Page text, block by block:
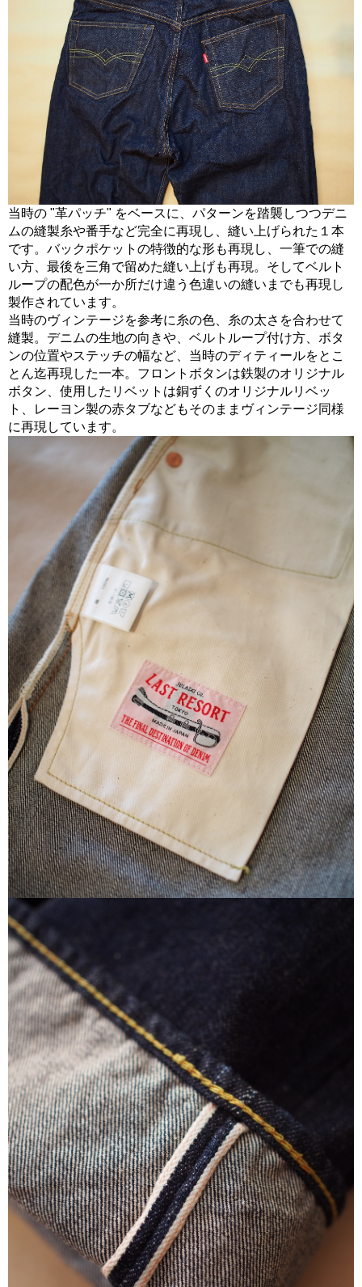
当時の "革パッチ" をベースに、パターンを踏襲しつつデニ
ムの縫製糸や番手など完全に再現し、縫い上げられた１本
です。バックポケットの特徴的な形も再現し、一筆での縫
い方、最後を三角で留めた縫い上げも再現。そしてベルト
ループの配色が一か所だけ違う色違いの縫いまでも再現し
製作されています。
当時のヴィンテージを参考に糸の色、糸の太さを合わせて
縫製。デニムの生地の向きや、ベルトループ付け方、ボタ
ンの位置やステッチの幅など、当時のディティールをとこ
とん迄再現した一本。フロントボタンは鉄製のオリジナル
ボタン、使用したリベットは銅ずくのオリジナルリベッ
ト、レーヨン製の赤タブなどもそのままヴィンテージ同様
に再現しています。